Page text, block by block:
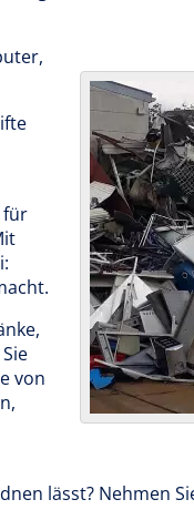
für
von
lässt? Nehmen